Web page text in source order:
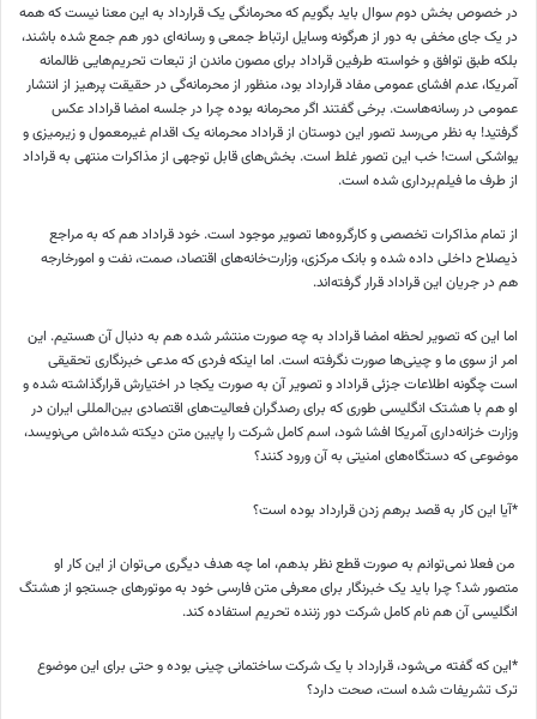
در خصوص بخش دوم سوال باید بگویم که محرمانگی یک قرارداد به این معنا نیست که همه
در یک جای مخفی به دور از هرگونه وسایل ارتباط جمعی و رسانه‌ای دور هم جمع شده باشند،
بلکه طبق توافق و خواسته طرفین قراداد برای مصون ماندن از تبعات تحریم‌هایی ظالمانه
آمریکا، عدم افشای عمومی مفاد قرارداد بود، منظور از محرمانه‌گی در حقیقت پرهیز از انتشار
عمومی در رسانه‌هاست. برخی گفتند اگر محرمانه بوده چرا در جلسه امضا قراداد عکس
گرفتید! به نظر می‌رسد تصور این دوستان از قراداد محرمانه یک اقدام غیرمعمول و زیرمیزی و
یواشکی است! خب این تصور غلط است. بخش‌های قابل توجهی از مذاکرات منتهی به قراداد
از طرف ما فیلم‌برداری شده است.
از تمام مذاکرات تخصصی و کارگروه‌ها تصویر موجود است. خود قراداد هم که به مراجع
ذیصلاح داخلی داده شده و بانک مرکزی، وزارت‌خانه‌های اقتصاد، صمت، نفت و امورخارجه
هم در جریان این قراداد قرار گرفته‌اند.
اما این که تصویر لحظه امضا قراداد به چه صورت منتشر شده هم به دنبال آن هستیم. این
امر از سوی ما و چینی‌ها صورت نگرفته است. اما اینکه فردی که مدعی خبرنگاری تحقیقی
است چگونه اطلاعات جزئی قراداد و تصویر آن به صورت یکجا در اختیارش قرارگذاشته شده و
او هم با هشتک انگلیسی طوری که برای رصدگران فعالیت‌های اقتصادی بین‌المللی ایران در
وزارت خزانه‌داری آمریکا افشا شود، اسم کامل شرکت را پایین متن دیکته شده‌اش می‌نویسد،
موضوعی که دستگاه‌های امنیتی به آن ورود کنند؟
*آیا این کار به قصد برهم زدن قرارداد بوده است؟
من فعلا نمی‌توانم به صورت قطع نظر بدهم، اما چه هدف دیگری می‌توان از این کار او
متصور شد؟ چرا باید یک خبرنگار برای معرفی متن فارسی خود به موتور‌های جستجو از هشتگ
انگلیسی آن هم نام کامل شرکت دور زننده تحریم استفاده کند.
*این که گفته می‌شود، قرارداد با یک شرکت ساختمانی چینی بوده و حتی برای این موضوع
ترک تشریفات شده است، صحت دارد؟